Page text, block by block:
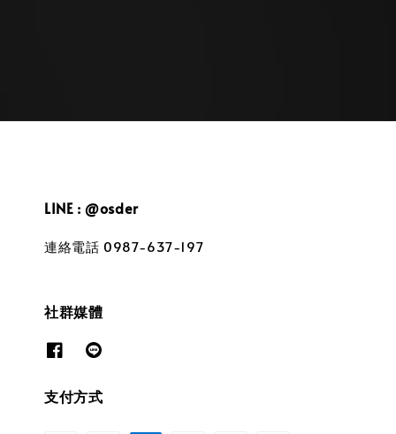
LINE : @osder
連絡電話 0987-637-197
社群媒體
支付方式